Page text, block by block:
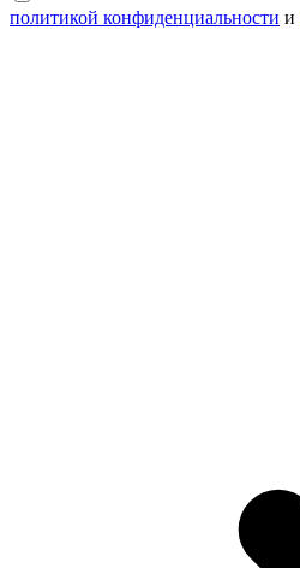
политикой конфиденциальности и